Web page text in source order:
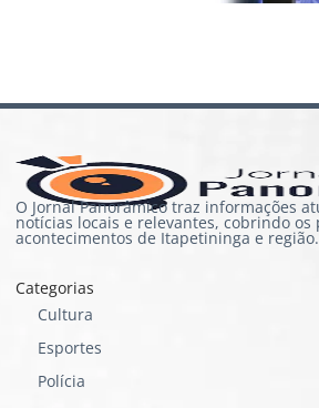
O Jornal Panorâmico traz informações
notícias locais e relevantes, cobrindo os
acontecimentos de Itapetininga e região.
Categorias
Cultura
Esportes
Polícia